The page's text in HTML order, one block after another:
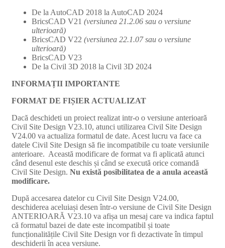
De la AutoCAD 2018 la AutoCAD 2024
BricsCAD V21 (versiunea 21.2.06 sau o versiune
ulterioară)
BricsCAD V22 (versiunea 22.1.07 sau o versiune
ulterioară)
BricsCAD V23
De la Civil 3D 2018 la Civil 3D 2024
INFORMAȚII IMPORTANTE
FORMAT DE FIȘIER ACTUALIZAT
Dacă deschideti un proiect realizat intr-o o versiune anterioară
Civil Site Design V23.10, atunci utilizarea Civil Site Design
V24.00 va actualiza formatul de date. Acest lucru va face ca
datele Civil Site Design să fie incompatibile cu toate versiunile
anterioare. Această modificare de format va fi aplicată atunci
când desenul este deschis și când se execută orice comandă
Civil Site Design. Nu există posibilitatea de a anula această
modificare.
După accesarea datelor cu Civil Site Design V24.00,
deschiderea aceluiași desen într-o versiune de Civil Site Design
ANTERIOARĂ V23.10 va afișa un mesaj care va indica faptul
că formatul bazei de date este incompatibil și toate
funcționalitățile Civil Site Design vor fi dezactivate în timpul
deschiderii în acea versiune.